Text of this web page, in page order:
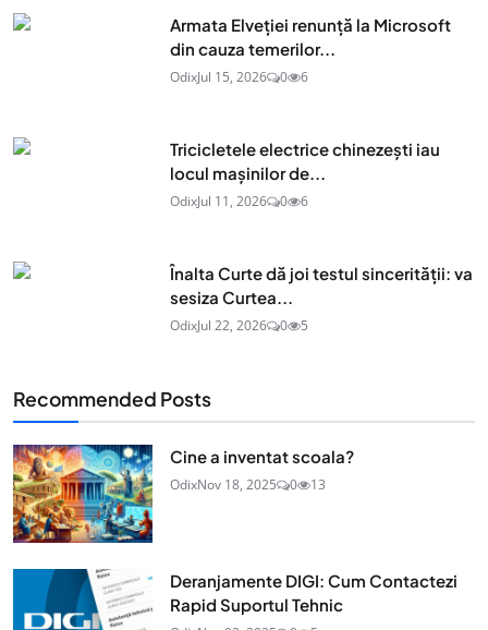
Armata Elveției renunță la Microsoft
din cauza temerilor...
OdixJul 15, 2026 0 6
Tricicletele electrice chinezești iau
locul mașinilor de...
OdixJul 11, 2026 0 6
Înalta Curte dă joi testul sincerității: va
sesiza Curtea...
OdixJul 22, 2026 0 5
Recommended Posts
Cine a inventat scoala?
OdixNov 18, 2025 0 13
Deranjamente DIGI: Cum Contactezi
Rapid Suportul Tehnic